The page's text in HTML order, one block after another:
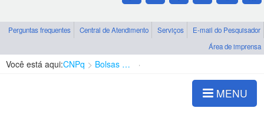
Perguntas frequentes Central de Atendimento Serviços
E-mail do Pesquisador
Área de imprensa
Você está aqui:CNPq Bolsas e Auxílios Vigentes
MENU